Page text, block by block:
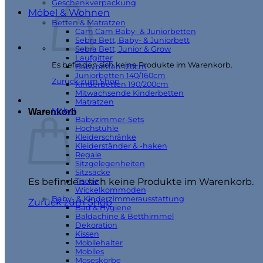
Es befinden sich keine Produkte im Warenkorb.
Zurück zum Shop
Warenkorb
Es befinden sich keine Produkte im Warenkorb.
Zurück zum Shop
Geschenkverpackung
Möbel & Wohnen
Betten & Matratzen
Cam Cam Baby- & Juniorbetten
Sebra Bett, Baby- & Juniorbett
Sebra Bett, Junior & Grow
Laufgitter
Babybetten 120cm
Juniorbetten 140/160cm
Kinderbetten 190/200cm
Mitwachsende Kinderbetten
Matratzen
Möbel
Babyzimmer-Sets
Hochstühle
Kleiderschränke
Kleiderständer & -haken
Regale
Sitzgelegenheiten
Sitzsäcke
Tische
Wickelkommoden
Baby- & Kinderzimmerausstattung
Bad & Hygiene
Baldachine & Betthimmel
Dekoration
Kissen
Mobilehalter
Mobiles
Moseskörbe